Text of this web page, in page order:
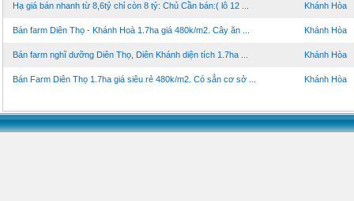
Hạ giá bán nhanh từ 8,6tỷ chỉ còn 8 tỷ: Chủ Cần bán:( lô 12 ... Khánh Hòa
Bán farm Diên Thọ - Khánh Hoà 1.7ha giá 480k/m2. Cây ăn ... Khánh Hòa
Bán farm nghĩ dưỡng Diên Thọ, Diên Khánh diện tích 1.7ha ... Khánh Hòa
Bán Farm Diên Thọ 1.7ha giá siêu rẻ 480k/m2. Có sẳn cơ sở ... Khánh Hòa